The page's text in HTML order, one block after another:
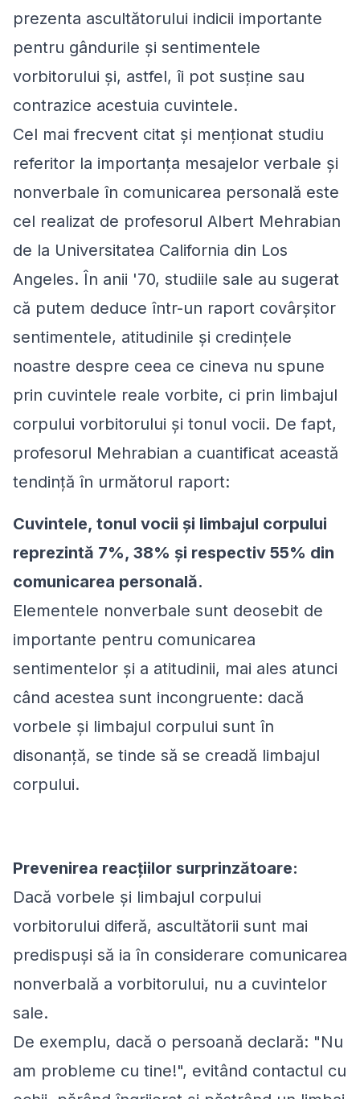
prezenta ascultătorului indicii importante
pentru gândurile și sentimentele
vorbitorului și, astfel, îi pot susține sau
contrazice acestuia cuvintele.
Cel mai frecvent citat și menționat studiu
referitor la importanța mesajelor verbale și
nonverbale în comunicarea personală este
cel realizat de profesorul Albert Mehrabian
de la Universitatea California din Los
Angeles. În anii '70, studiile sale au sugerat
că putem deduce într-un raport covârșitor
sentimentele, atitudinile și credințele
noastre despre ceea ce cineva nu spune
prin cuvintele reale vorbite, ci prin limbajul
corpului vorbitorului și tonul vocii. De fapt,
profesorul Mehrabian a cuantificat această
tendință în următorul raport:
Cuvintele, tonul vocii și limbajul corpului
reprezintă 7%, 38% și respectiv 55% din
comunicarea personală.
Elementele nonverbale sunt deosebit de
importante pentru comunicarea
sentimentelor și a atitudinii, mai ales atunci
când acestea sunt incongruente: dacă
vorbele și limbajul corpului sunt în
disonanță, se tinde să se creadă limbajul
corpului.
Prevenirea reacțiilor surprinzătoare:
Dacă vorbele și limbajul corpului
vorbitorului diferă, ascultătorii sunt mai
predispuși să ia în considerare comunicarea
nonverbală a vorbitorului, nu a cuvintelor
sale.
De exemplu, dacă o persoană declară: "Nu
am probleme cu tine!", evitând contactul cu